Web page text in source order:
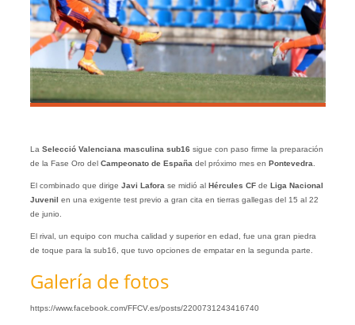
La Selecció Valenciana masculina sub16 sigue con paso firme la preparación
de la Fase Oro del Campeonato de España del próximo mes en Pontevedra
El combinado que dirige Javi Lafora se midió al Hércules CF de Liga Nacional
Juvenil en una exigente test previo a gran cita en tierras gallegas del 15 al 22
de junio.
El rival, un equipo con mucha calidad y superior en edad, fue una gran piedra
de toque para la sub16, que tuvo opciones de empatar en la segunda parte.
Galería de fotos
https://www.facebook.com/FFCV.es/posts/2200731243416740